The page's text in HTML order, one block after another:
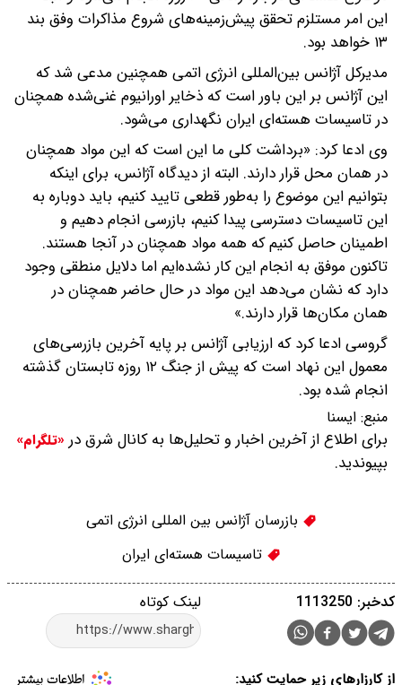
این امر مستلزم تحقق پیش‌زمینه‌های شروع مذاکرات وفق بند
۱۳ خواهد بود.
مدیرکل آژانس بین‌المللی انرژی اتمی همچنین مدعی شد که
این آژانس بر این باور است که ذخایر اورانیوم غنی‌شده همچنان
در تاسیسات هسته‌ای ایران نگهداری می‌شود.
وی ادعا کرد: «برداشت کلی ما این است که این مواد همچنان
در همان محل قرار دارند. البته از دیدگاه آژانس، برای اینکه
بتوانیم این موضوع را به‌طور قطعی تایید کنیم، باید دوباره به
این تاسیسات دسترسی پیدا کنیم، بازرسی انجام دهیم و
اطمینان حاصل کنیم که همه مواد همچنان در آنجا هستند.
تاکنون موفق به انجام این کار نشده‌ایم اما دلایل منطقی وجود
دارد که نشان می‌دهد این مواد در حال حاضر همچنان در
همان مکان‌ها قرار دارند.»
گروسی ادعا کرد که ارزیابی آژانس بر پایه آخرین بازرسی‌های
معمول این نهاد است که پیش از جنگ ۱۲ روزه تابستان گذشته
انجام شده بود.
منبع: ايسنا
برای اطلاع از آخرین اخبار و تحلیل‌ها به کانال شرق در «تلگرام»
بپیوندید.
بازرسان آژانس بین المللی انرژی اتمی
تاسیسات هسته‌ای ایران
لینک کوتاه کدخبر: 1113250
از کارزارهای زیر حمایت کنید: